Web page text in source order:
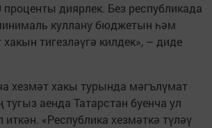
диярлек. Без республикада
куллану бюджетын һәм
тигезләүгә килдек», – диде
хезмәт хакы турында мәгълүмат
тугыз аенда Татарстан буенча ул
«Республика хезмәткә түләү